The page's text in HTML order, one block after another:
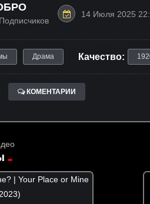
Подписчиков
14 Июля 2025
Драма Качество:
КОМЕНТАРИИ